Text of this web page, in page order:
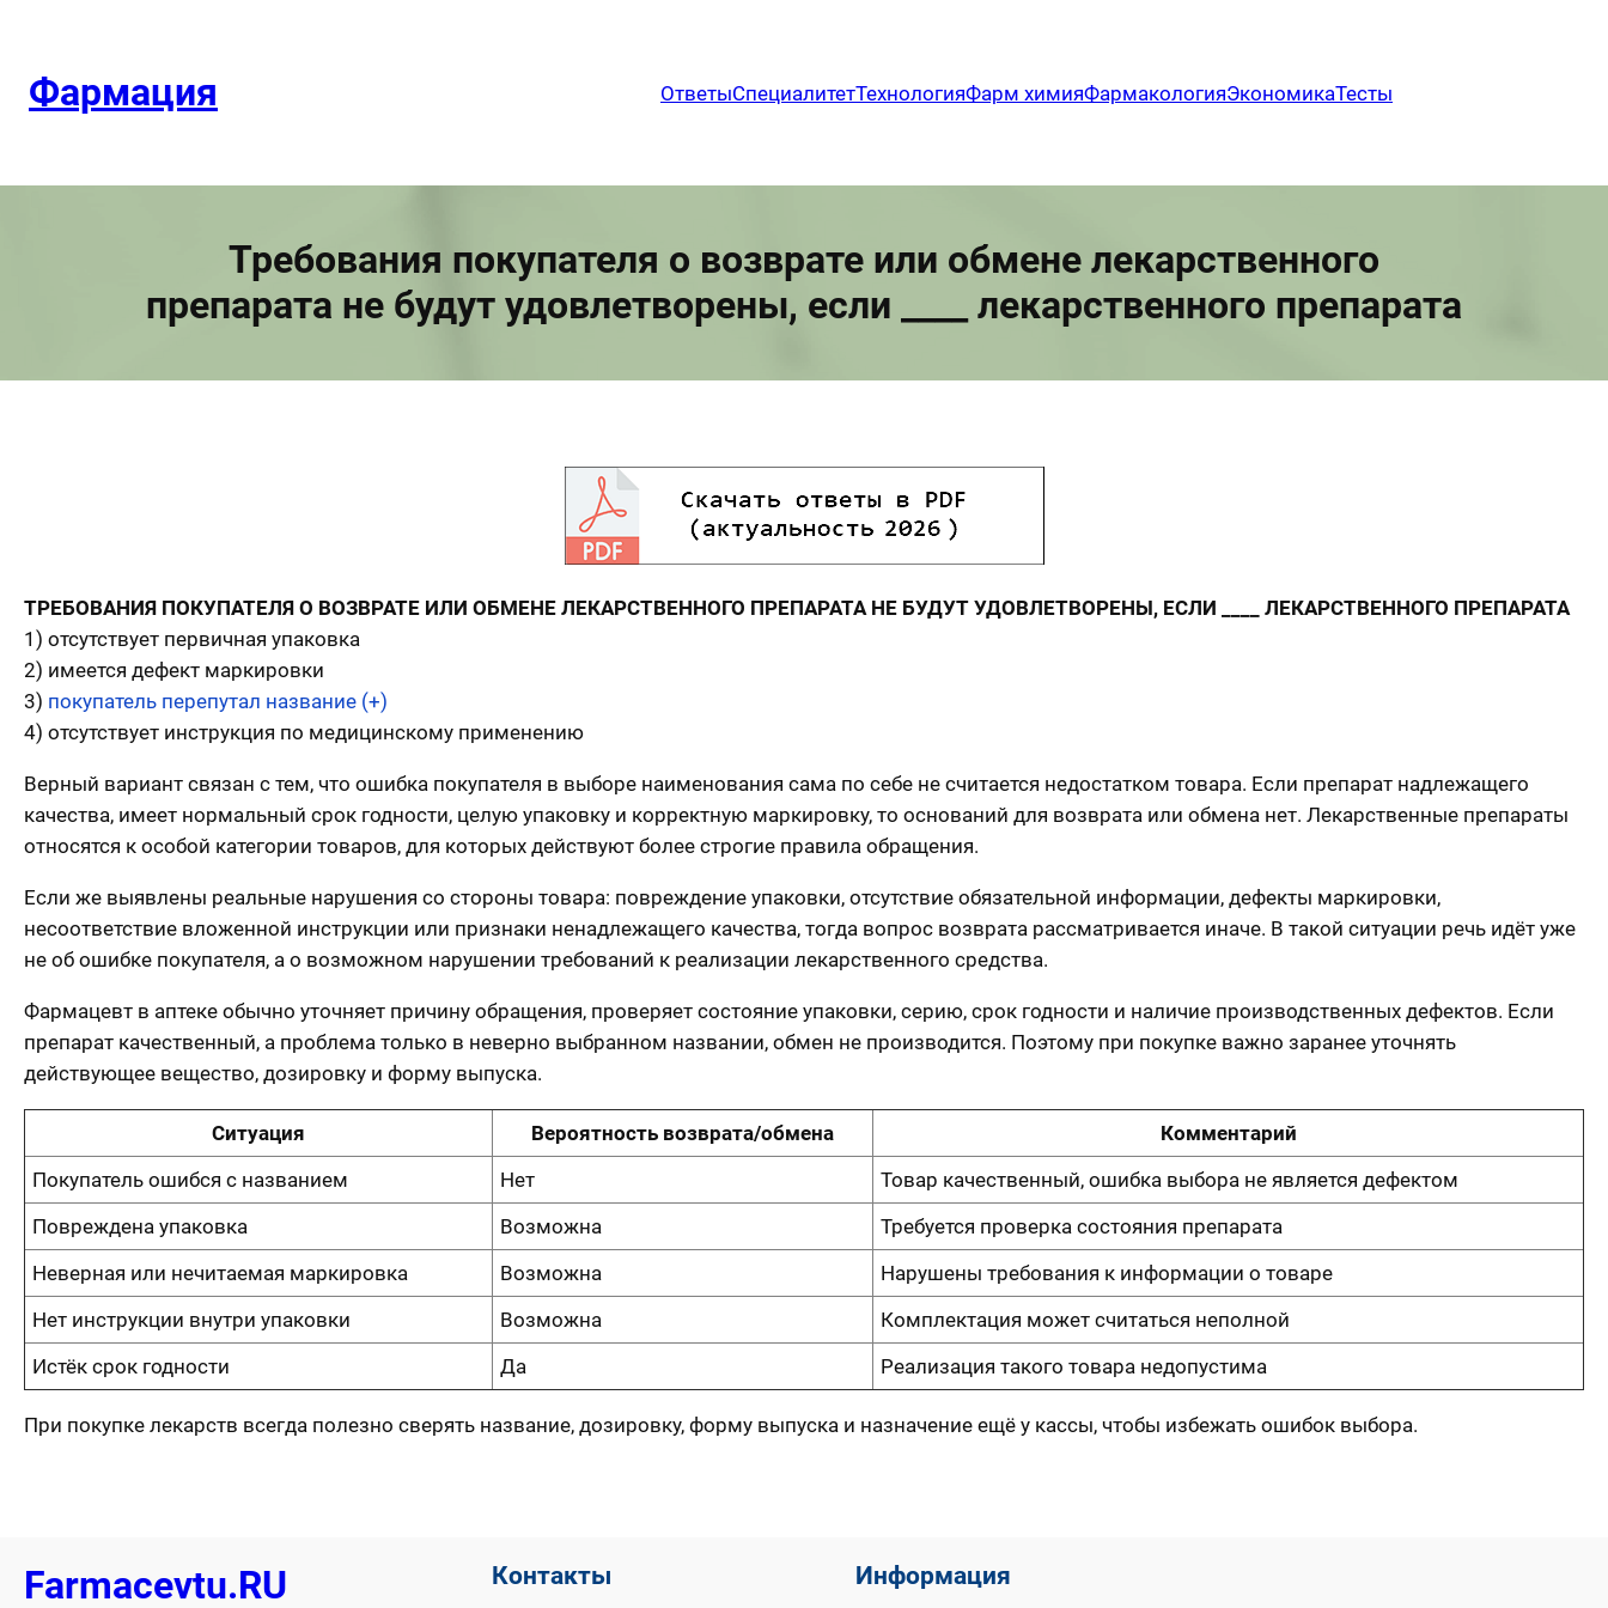
содержимому
Фармация ОтветыСпециалитетТехнологияФарм химияФармакологияЭкономикаТесты
Требования покупателя о возврате или обмене лекарственного
препарата не будут удовлетворены, если ____ лекарственного препарата
ТРЕБОВАНИЯ ПОКУПАТЕЛЯ О ВОЗВРАТЕ ИЛИ ОБМЕНЕ ЛЕКАРСТВЕННОГО ПРЕПАРАТА НЕ БУДУТ УДОВЛЕТВОРЕНЫ, ЕСЛИ ____ ЛЕКАРСТВЕННОГО ПРЕПАРАТА
1) отсутствует первичная упаковка
2) имеется дефект маркировки
3) покупатель перепутал название (+)
4) отсутствует инструкция по медицинскому применению
Верный вариант связан с тем, что ошибка покупателя в выборе наименования сама по себе не считается недостатком товара. Если препарат надлежащего
качества, имеет нормальный срок годности, целую упаковку и корректную маркировку, то оснований для возврата или обмена нет. Лекарственные препараты
относятся к особой категории товаров, для которых действуют более строгие правила обращения.
Если же выявлены реальные нарушения со стороны товара: повреждение упаковки, отсутствие обязательной информации, дефекты маркировки,
несоответствие вложенной инструкции или признаки ненадлежащего качества, тогда вопрос возврата рассматривается иначе. В такой ситуации речь идёт уже
не об ошибке покупателя, а о возможном нарушении требований к реализации лекарственного средства.
Фармацевт в аптеке обычно уточняет причину обращения, проверяет состояние упаковки, серию, срок годности и наличие производственных дефектов. Если
препарат качественный, а проблема только в неверно выбранном названии, обмен не производится. Поэтому при покупке важно заранее уточнять
действующее вещество, дозировку и форму выпуска.
Ситуация Вероятность возврата/обмена
Комментарий
Покупатель ошибся с названием
Нет
Товар качественный, ошибка выбора не является дефектом
Повреждена упаковка
Возможна
Требуется проверка состояния препарата
Неверная или нечитаемая маркировка
Возможна
Нарушены требования к информации о товаре
Нет инструкции внутри упаковки
Возможна
Комплектация может считаться неполной
Истёк срок годности
Да Реализация такого товара недопустима
При покупке лекарств всегда полезно сверять название, дозировку, форму выпуска и назначение ещё у кассы, чтобы избежать ошибок выбора.
Farmacevtu.RU Контакты Информация